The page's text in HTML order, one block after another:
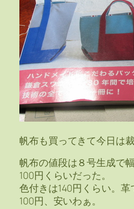
帆布も買ってきて今日は
帆布の値段は８号生成で
100円くらいだった。
色付きは140円くらい。革
100円、安いわぁ。